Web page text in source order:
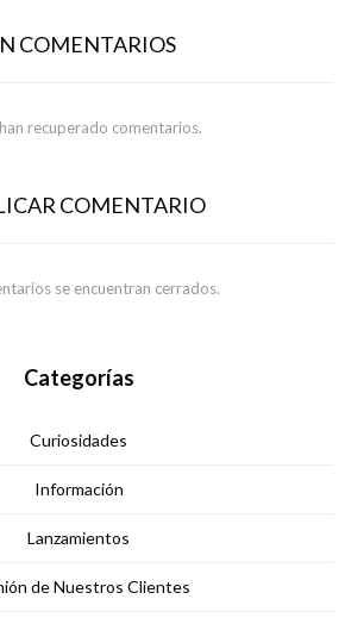
COMENTARIOS
recuperado comentarios.
COMENTARIO
se encuentran cerrados.
Categorías
Curiosidades
Información
Lanzamientos
de Nuestros Clientes